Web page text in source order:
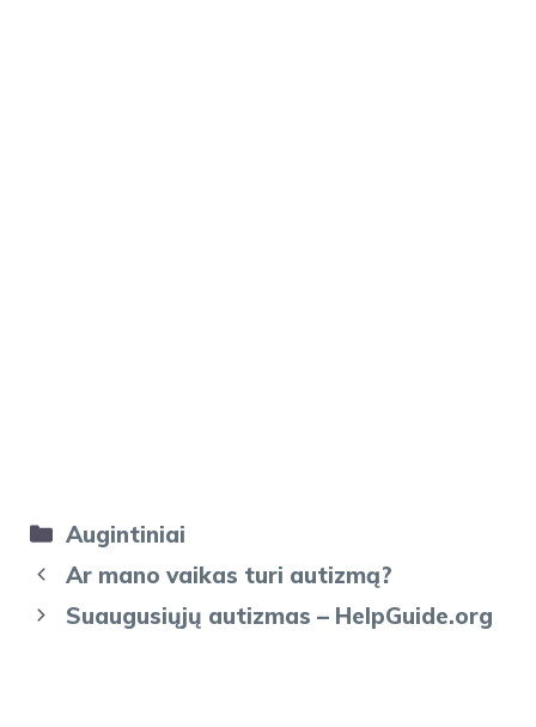
Kategorijos
Augintiniai
Ar mano vaikas turi autizmą?
Suaugusiųjų autizmas – HelpGuide.org